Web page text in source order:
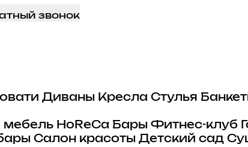
звонок
Диваны Кресла Стулья
мебель HoReCa Бары Фитнес-клуб
Салон красоты Детский сад